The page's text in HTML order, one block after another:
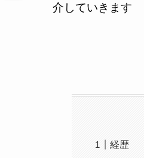
介していきます
経歴